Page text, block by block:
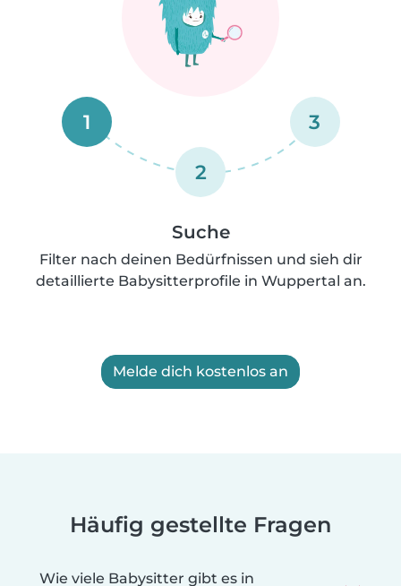
1
2
3
Suche
Filter nach deinen Bedürfnissen und sieh dir
detaillierte Babysitterprofile in Wuppertal an.
Melde dich kostenlos an
Häufig gestellte Fragen
Wie viele Babysitter gibt es in